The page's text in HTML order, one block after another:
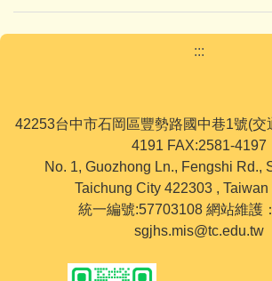
:::
42253台中市石岡區豐勢路國中巷1號(交
4191 FAX:2581-4197
No. 1, Guozhong Ln., Fengshi Rd.,
Taichung City 422303 , Taiwan
統一編號:57703108 網站維護
sgjhs.mis@tc.edu.tw